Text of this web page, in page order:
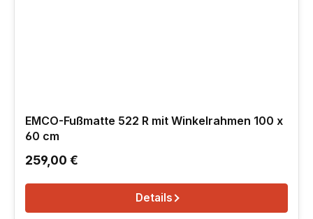
EMCO-Fußmatte 522 R mit Winkelrahmen 100 x
60 cm
Regulärer Preis:
259,00 €
Details